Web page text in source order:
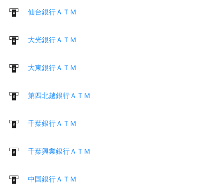
仙台銀行ＡＴＭ
大光銀行ＡＴＭ
大東銀行ＡＴＭ
第四北越銀行ＡＴＭ
千葉銀行ＡＴＭ
千葉興業銀行ＡＴＭ
中国銀行ＡＴＭ